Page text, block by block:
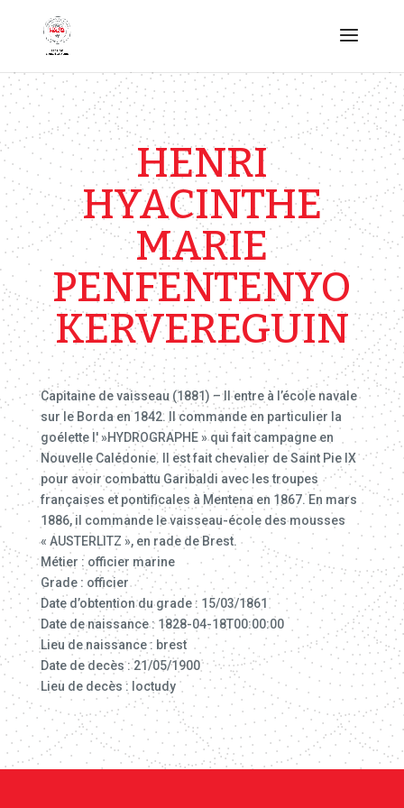
HENRI
HYACINTHE
MARIE
PENFENTENYO
KERVEREGUIN
Capitaine de vaisseau (1881) – Il entre à l’école navale
sur le Borda en 1842. Il commande en particulier la
goélette l' »HYDROGRAPHE » qui fait campagne en
Nouvelle Calédonie. Il est fait chevalier de Saint Pie IX
pour avoir combattu Garibaldi avec les troupes
françaises et pontificales à Mentena en 1867. En mars
1886, il commande le vaisseau-école des mousses
« AUSTERLITZ », en rade de Brest.
Métier : officier marine
Grade : officier
Date d’obtention du grade : 15/03/1861
Date de naissance : 1828-04-18T00:00:00
Lieu de naissance : brest
Date de decès : 21/05/1900
Lieu de decès : loctudy